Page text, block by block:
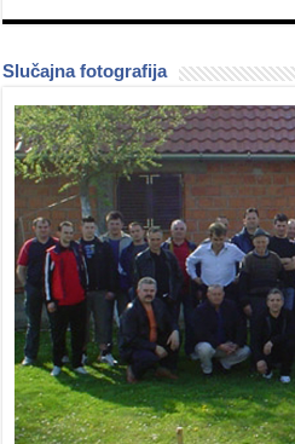
Slučajna fotografija